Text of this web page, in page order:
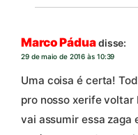
Marco Páduadisse:
29 de maio de 2016 às 10:39
Uma coisa é certa!
pro nosso xerife voltar
vai assumir essa zaga